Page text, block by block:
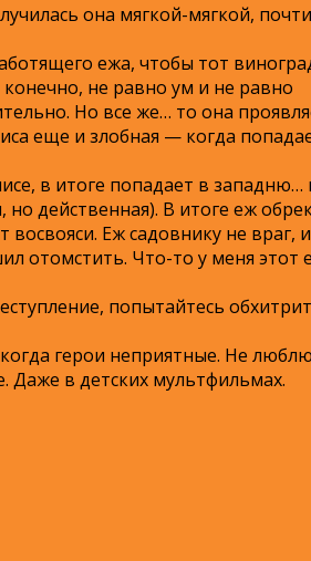
она мягкой-мягкой, почти
ежа, чтобы тот
конечно, не равно ум и не равно
Но все же… то она
еще и злобная — когда
в итоге попадает в западню…
действенная). В итоге еж
Еж садовнику не враг,
отомстить. Что-то у меня этот
попытайтесь
герои неприятные. Не
Даже в детских мультфильмах.